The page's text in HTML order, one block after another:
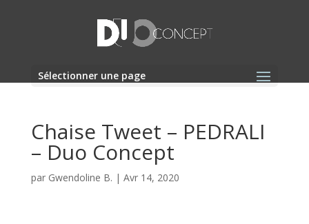
Sélectionner une page
Chaise Tweet – PEDRALI
– Duo Concept
par Gwendoline B. | Avr 14, 2020